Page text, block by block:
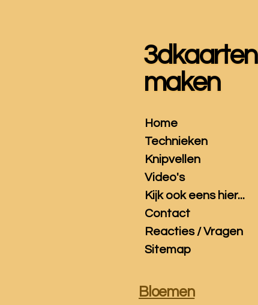
3dkaarten
maken
Home
Technieken
Knipvellen
Video's
Kijk ook eens hier...
Contact
Reacties / Vragen
Sitemap
Bloemen